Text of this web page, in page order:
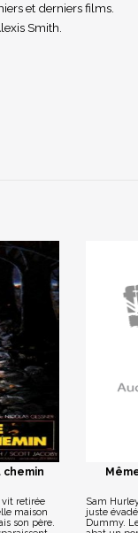
et derniers films.
Smith.
vit retirée
maison
son père.
Sam
juste
Dummy.